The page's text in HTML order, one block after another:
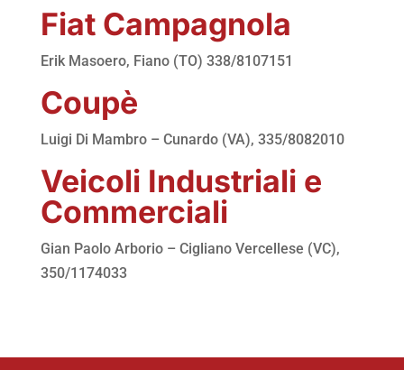
Fiat Campagnola
Erik Masoero, Fiano (TO) 338/8107151
Coupè
Luigi Di Mambro – Cunardo (VA), 335/8082010
Veicoli Industriali e
Commerciali
Gian Paolo Arborio – Cigliano Vercellese (VC),
350/1174033